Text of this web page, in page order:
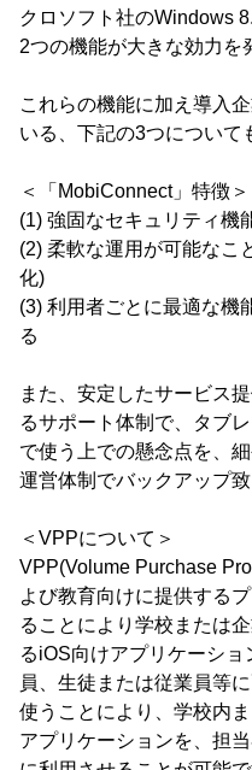
クロソフト社のWindows
2つの機能が大きな効力を
これらの機能に加え導入
いる、下記の3つについて
＜「MobiConnect」特徴＞
(1) 強固なセキュリティ機
(2) 柔軟な運用が可能なこ
化)
(3) 利用者ごとに最適な機
る
また、安定したサービス
るサポート体制で、タブ
で使う上での懸念点を、
運営体制でバックアップ致
＜VPPについて＞
VPP(Volume Purchase
よび教育向けに提供する
ることにより学校または
るiOS向けアプリケーシ
員、生徒または従業員等
使うことにより、学校内
アプリケーションを、担